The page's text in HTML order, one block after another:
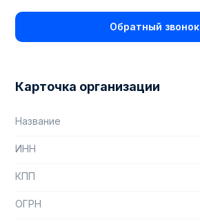
Обратный звонок
Карточка организации
Название
ИНН
КПП
ОГРН